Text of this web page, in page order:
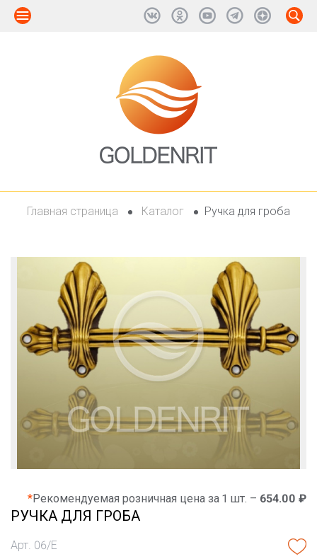
Главная страница Каталог Ручка для гроба
*Рекомендуемая розничная цена за 1 шт. – 654.00 ₽
РУЧКА ДЛЯ ГРОБА
Арт. 06/Е